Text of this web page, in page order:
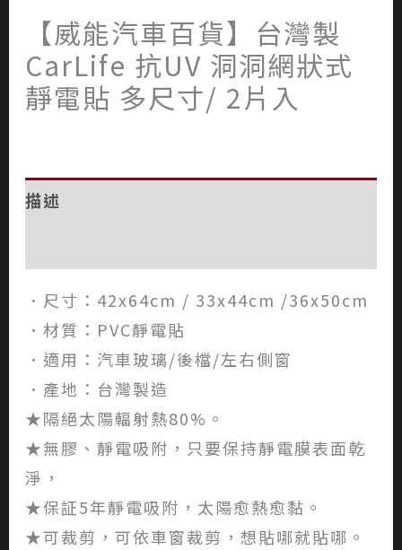
【威能汽車百貨】台灣製
CarLife 抗UV 洞洞網狀式
靜電貼 多尺寸/ 2片入
描述
．尺寸：42x64cm / 33x44cm /36x50cm
．材質：PVC靜電貼
．適用：汽車玻璃/後檔/左右側窗
．產地：台灣製造
★隔絕太陽輻射熱80%。
★無膠、靜電吸附，只要保持靜電膜表面乾
淨，
★保証5年靜電吸附，太陽愈熱愈黏。
★可裁剪，可依車窗裁剪，想貼哪就貼哪。